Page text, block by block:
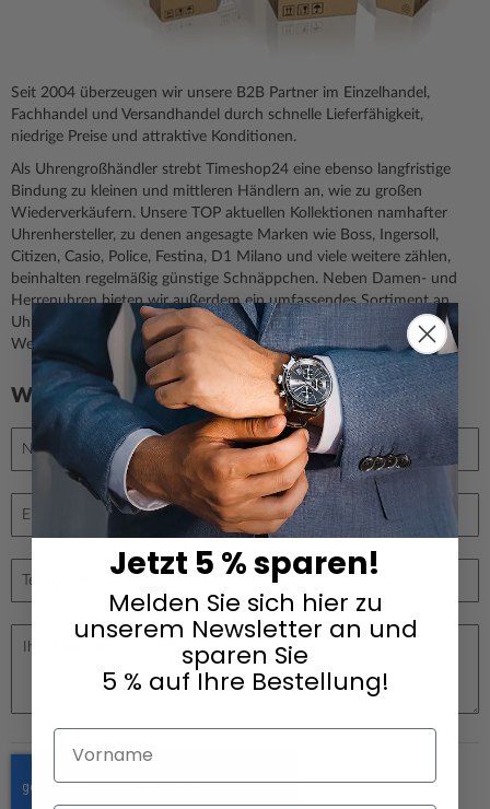
Seit 2004 überzeugen wir unsere B2B Partner im Einzelhandel,
Fachhandel und Versandhandel durch schnelle Lieferfähigkeit,
niedrige Preise und attraktive Konditionen.
Als Uhrengroßhändler strebt Timeshop24 eine ebenso langfristige
Bindung zu kleinen und mittleren Händlern an, wie zu großen
Wiederverkäufern. Unsere TOP aktuellen Kollektionen namhafter
Uhrenhersteller, zu denen angesagte Marken wie Boss, Ingersoll,
Citizen, Casio, Police, Festina, D1 Milano und viele weitere zählen,
beinhalten regelmäßig günstige Schnäppchen. Neben Damen- und
Herrenuhren bieten wir außerdem ein umfassendes Sortiment an
Uhrenzubehör wie Uhrenboxen, Uhrenbewegern und
Wechselarmbändern an, sowie Damen- und Herrenschmuck.
Werden Sie jetzt B2B Partner von Timeshop24
Jetzt 5 % sparen!
Melden Sie sich hier zu
unserem Newsletter an und
sparen Sie
5 % auf Ihre Bestellung!
Vorname